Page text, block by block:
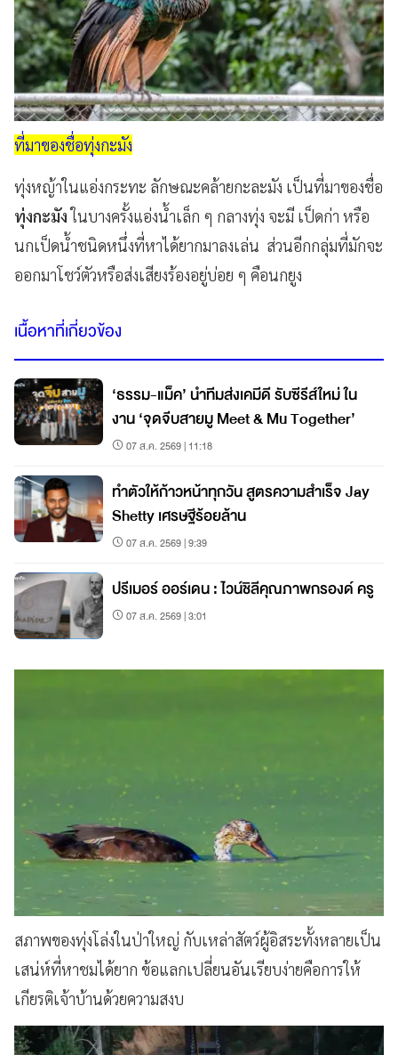
ที่มาของชื่อทุ่งกะมัง
ทุ่งหญ้าในแอ่งกระทะ ลักษณะคล้ายกะละมัง เป็นที่มาของชื่อ
ทุ่งกะมังในบางครั้งแอ่งน้ำเล็ก ๆ กลางทุ่ง จะมี เป็ดก่า หรือ
นกเป็ดน้ำชนิดหนึ่งที่หาได้ยากมาลงเล่น ส่วนอีกกลุ่มที่มักจะ
ออกมาโชว์ตัวหรือส่งเสียงร้องอยู่บ่อย ๆ คือนกยูง
เนื้อหาที่เกี่ยวข้อง
‘ธรรม-แม็ค’ นำทีมส่งเคมีดี รับซีรีส์ใหม่ ใน
งาน ‘จุดจีบสายมู Meet & Mu Together’
07 ส.ค. 2569 | 11:18
ทำตัวให้ก้าวหน้าทุกวัน สูตรความสำเร็จ Jay
Shetty เศรษฐีร้อยล้าน
07 ส.ค. 2569 | 9:39
ปรีเมอร์ ออร์เดน : ไวน์ชิลีคุณภาพกรองด์ ครู
07 ส.ค. 2569 | 3:01
สภาพของทุ่งโล่งในป่าใหญ่ กับเหล่าสัตว์ผู้อิสระทั้งหลายเป็น
เสน่ห์ที่หาชมได้ยาก ข้อแลกเปลี่ยนอันเรียบง่ายคือการให้
เกียรติเจ้าบ้านด้วยความสงบ